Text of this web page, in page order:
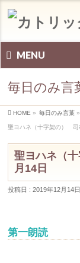
MENU
毎日のみ言
HOME » 毎日のみ言葉 »
聖ヨハネ（十字架の） 司
聖ヨハネ（
月14日
投稿日 : 2019年12月14日
第一朗読